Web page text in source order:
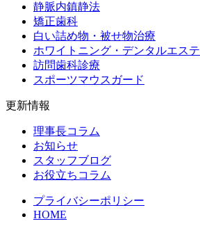
静脈内鎮静法
矯正歯科
白い詰め物・被せ物治療
ホワイトニング・デンタルエステ
訪問歯科診療
スポーツマウスガード
更新情報
理事長コラム
お知らせ
スタッフブログ
お役立ちコラム
プライバシーポリシー
HOME